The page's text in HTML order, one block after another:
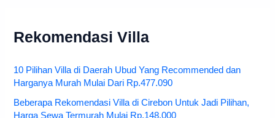
Rekomendasi Villa
10 Pilihan Villa di Daerah Ubud Yang Recommended dan
Harganya Murah Mulai Dari Rp.477.090
Beberapa Rekomendasi Villa di Cirebon Untuk Jadi Pilihan,
Harga Sewa Termurah Mulai Rp.148.000